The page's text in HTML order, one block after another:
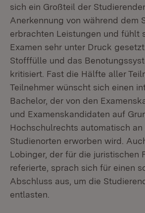
sich ein Großteil der
Anerkennung von während dem
erbrachten Leistungen und fühlt
Examen sehr unter Druck
Stofffülle und das
kritisiert. Fast die Hälfte aller
Teilnehmer wünscht sich einen
Bachelor, der von den
und Examenskandidaten auf
Hochschulrechts automatisch an
Studienorten erworben wird.
Lobinger, der für die juristischen
referierte, sprach sich für einen
Abschluss aus, um die
entlasten.